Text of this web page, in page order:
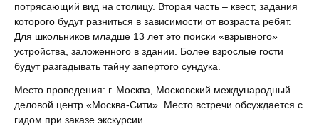
потрясающий вид на столицу. Вторая часть – квест, задания
которого будут разниться в зависимости от возраста ребят.
Для школьников младше 13 лет это поиски «взрывного»
устройства, заложенного в здании. Более взрослые гости
будут разгадывать тайну запертого сундука.
Место проведения: г. Москва, Московский международный
деловой центр «Москва-Сити». Место встречи обсуждается с
гидом при заказе экскурсии.